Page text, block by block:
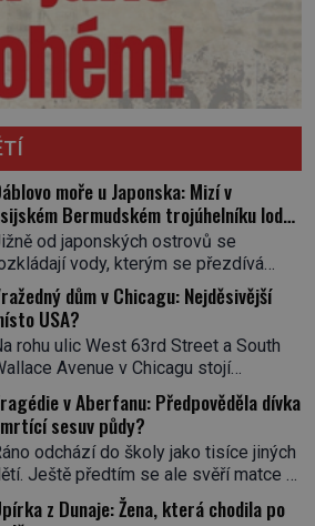
moře u Japonska: Mizí v
Bermudském trojúhelníku lodě
spárech neznámé síly?
od japonských ostrovů se
vody, kterým se přezdívá
moře. Vypráví se o lodích
beze stopy, podivných
zrádných proudech i mořských
kteří měli tyto končiny střežit už
dávných legendách. Je tichomořský
trojúhelník skutečně prokletým
nebo se zde jen nebezpečná
proměnila v jednu z
námořních záhad? […]
dům v Chicagu: Nejděsivější
USA?
rohu ulic West 63rd Street a South
Avenue v Chicagu stojí
pošta. Nemá žádný speciální
ani pamětní desku. A přesto prý
zaměstnanci neradi chodí do
Právě tady totiž sídlil sériový
H. H. Holmes a také
past na lidi
v Aberfanu: Předpověděla dívka
sesuv půdy?
odchází do školy jako tisíce jiných
Ještě předtím se ale svěří matce s
podivným snem. Ve škole, kterou dobře
tentokrát nevidí budovu ani
z Dunaje: Žena, která chodila po